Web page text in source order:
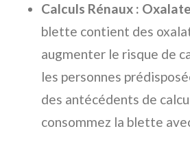
Calculs Rénaux :
blette contient des
augmenter le risque de
les personnes
des antécédents de
consommez la blette